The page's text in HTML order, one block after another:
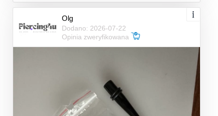
Olg
Dodano: 2026-07-22
Opinia zweryfikowana